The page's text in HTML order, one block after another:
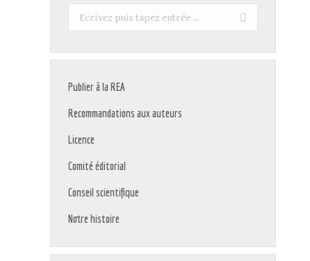
Recherche
Publier à la REA
Recommandations aux auteurs
Licence
Comité éditorial
Conseil scientifique
Notre histoire